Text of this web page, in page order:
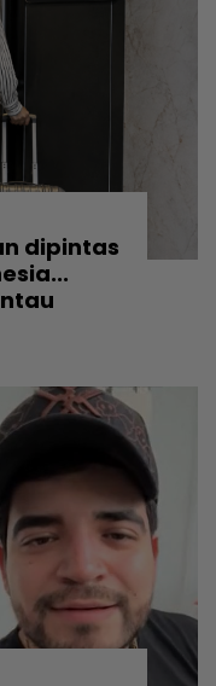
dipintas